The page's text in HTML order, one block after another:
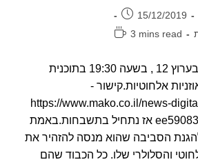
15/
3
היום שודרה כתבה בערוץ 12 , בשעה 19:30 בתוכנית
-
https://www.mako.co.il/
ee590837eaa0f61027.htm אז נתחיל בתשבחות.באמת
שהוא מנסה להזהיר את
שלו. כל הכבוד שהם